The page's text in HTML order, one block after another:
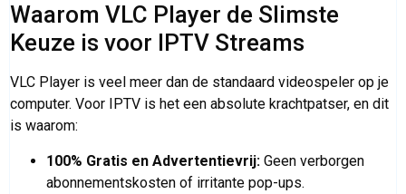
Waarom VLC Player de Slimste
Keuze is voor IPTV Streams
VLC Player is veel meer dan de standaard videospeler op je
computer. Voor IPTV is het een absolute krachtpatser, en dit
is waarom:
100% Gratis en Advertentievrij: Geen verborgen
abonnementskosten of irritante pop-ups.